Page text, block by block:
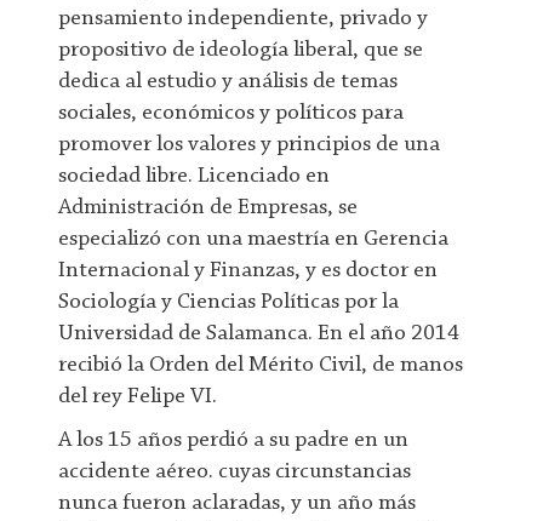
pensamiento independiente, privado y
propositivo de ideología liberal, que se
dedica al estudio y análisis de temas
sociales, económicos y políticos para
promover los valores y principios de una
sociedad libre. Licenciado en
Administración de Empresas, se
especializó con una maestría en Gerencia
Internacional y Finanzas, y es doctor en
Sociología y Ciencias Políticas por la
Universidad de Salamanca. En el año 2014
recibió la Orden del Mérito Civil, de manos
del rey Felipe VI.
A los 15 años perdió a su padre en un
accidente aéreo. cuyas circunstancias
nunca fueron aclaradas, y un año más